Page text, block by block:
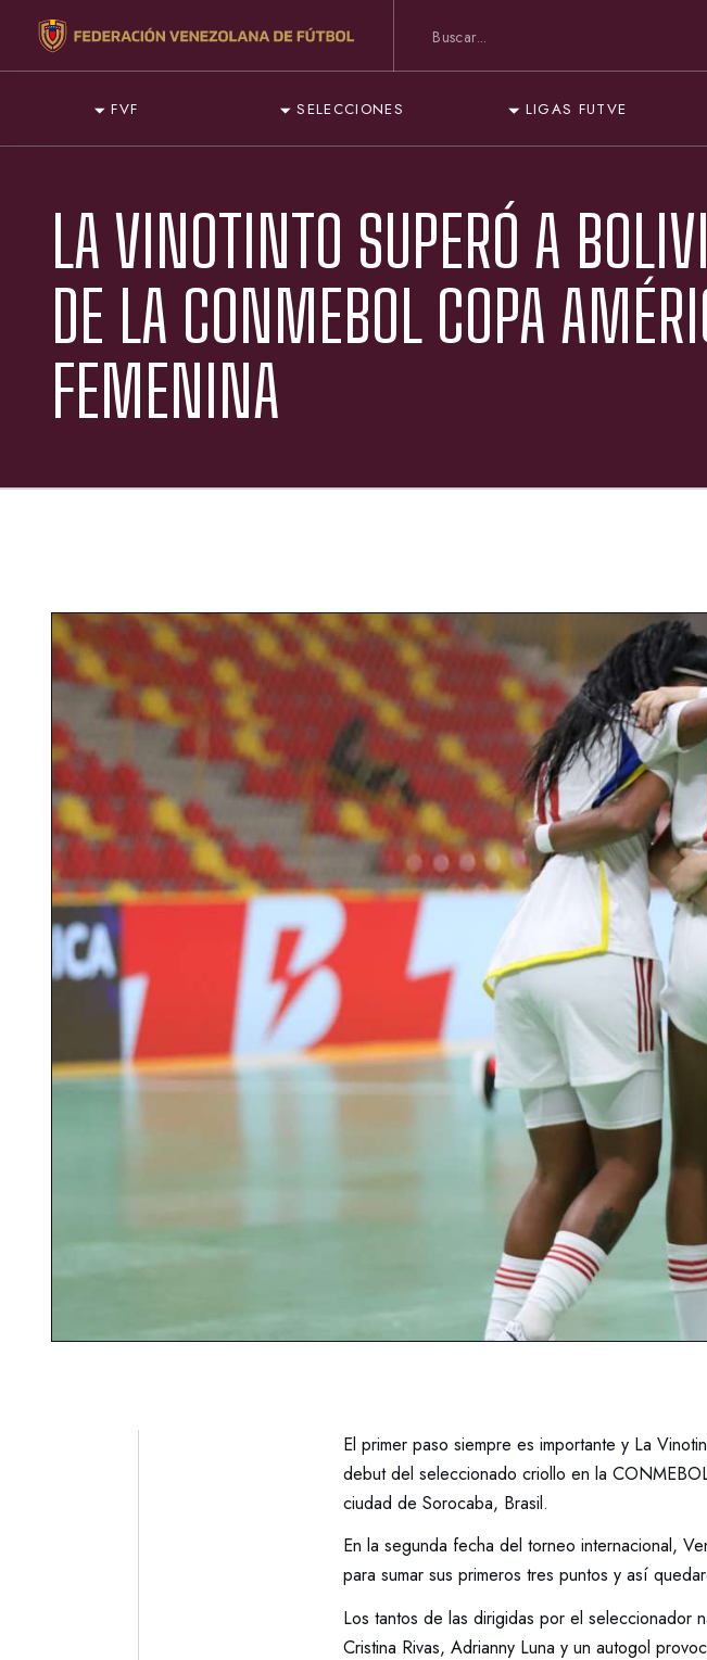
FVF SELECCIONES LIGAS FUTVE
LA VINOTINTO SUPERÓ A
DE LA CONMEBOL COPA
FEMENINA
El primer paso siempre es importante y La
debut del seleccionado criollo en la
ciudad de Sorocaba, Brasil.
En la segunda fecha del torneo internacional,
para sumar sus primeros tres puntos y así
Los tantos de las dirigidas por el seleccionador
Cristina Rivas, Adrianny Luna y un autogol